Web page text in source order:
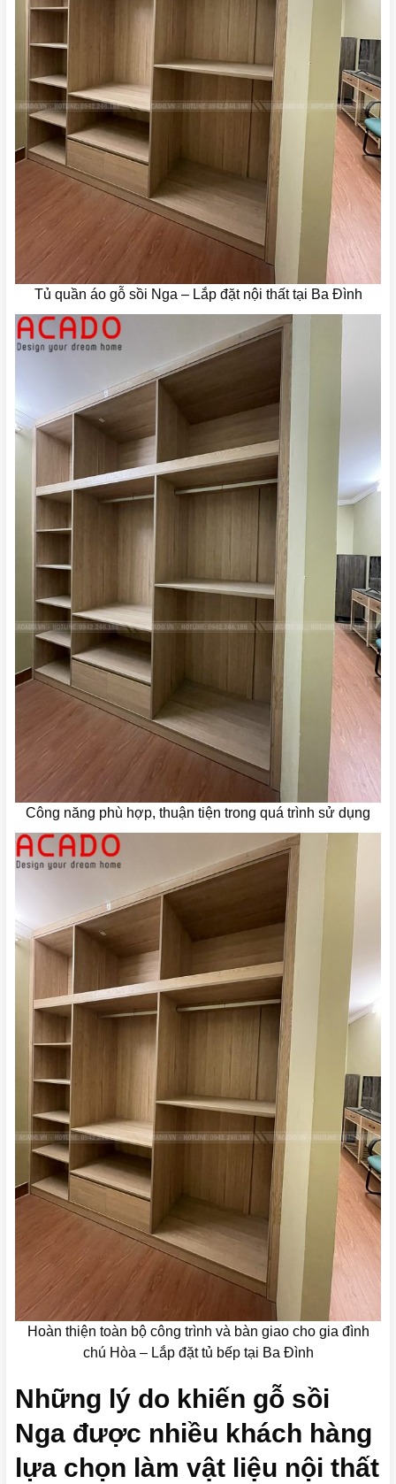
Tủ quần áo gỗ sồi Nga – Lắp đặt nội thất tại Ba Đình
Công năng phù hợp, thuận tiện trong quá trình sử dụng
Hoàn thiện toàn bộ công trình và bàn giao cho gia đình
chú Hòa – Lắp đặt tủ bếp tại Ba Đình
Những lý do khiến gỗ sồi
Nga được nhiều khách hàng
lựa chọn làm vật liệu nội thất